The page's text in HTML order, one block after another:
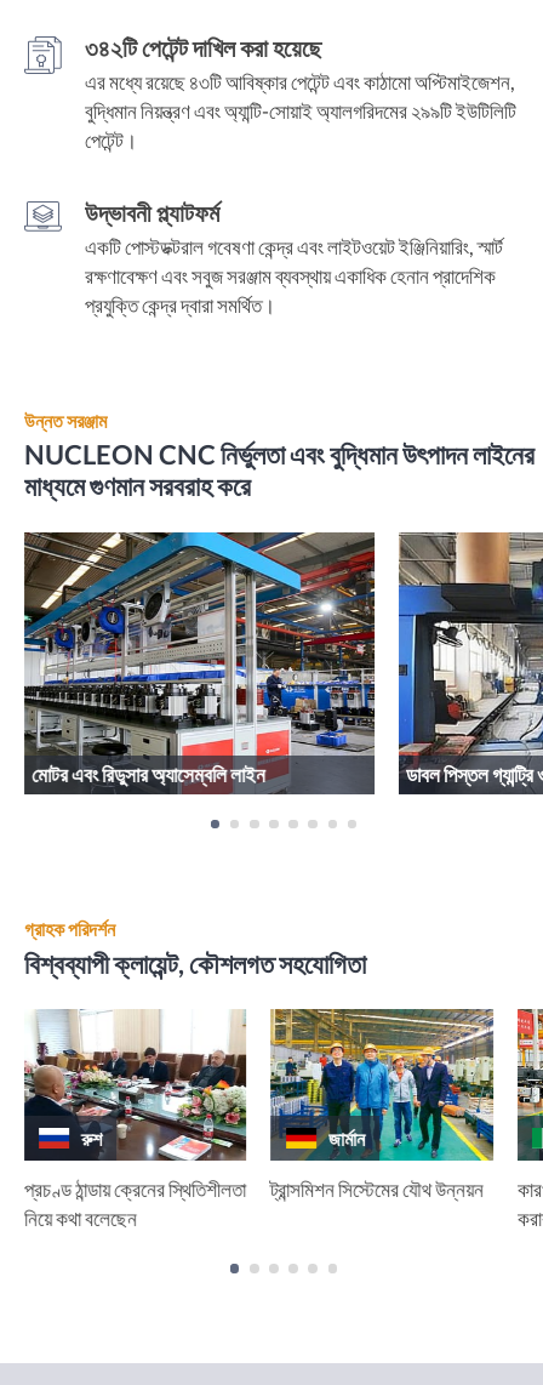
৩৪২টি পেটেন্ট দাখিল করা হয়েছে
এর মধ্যে রয়েছে ৪৩টি আবিষ্কার পেটেন্ট এবং কাঠামো অপ্টিমাইজেশন,
বুদ্ধিমান নিয়ন্ত্রণ এবং অ্যান্টি-সোয়াই অ্যালগরিদমের ২৯৯টি ইউটিলিটি
পেটেন্ট।
উদ্ভাবনী প্ল্যাটফর্ম
একটি পোস্টডক্টরাল গবেষণা কেন্দ্র এবং লাইটওয়েট ইঞ্জিনিয়ারিং, স্মার্ট
রক্ষণাবেক্ষণ এবং সবুজ সরঞ্জাম ব্যবস্থায় একাধিক হেনান প্রাদেশিক
প্রযুক্তি কেন্দ্র দ্বারা সমর্থিত।
উন্নত সরঞ্জাম
NUCLEON CNC নির্ভুলতা এবং বুদ্ধিমান উৎপাদন লাইনের
মাধ্যমে গুণমান সরবরাহ করে
মোটর এবং রিডুসার অ্যাসেম্বলি লাইন ডাবল পিস্তল গ্যান্ট্রি
গ্রাহক পরিদর্শন
বিশ্বব্যাপী ক্লায়েন্ট, কৌশলগত সহযোগিতা
রুশ
প্রচণ্ড ঠান্ডায় ক্রেনের স্থিতিশীলতা
নিয়ে কথা বলেছেন
জার্মান
ট্রান্সমিশন সিস্টেমের যৌথ উন্নয়ন